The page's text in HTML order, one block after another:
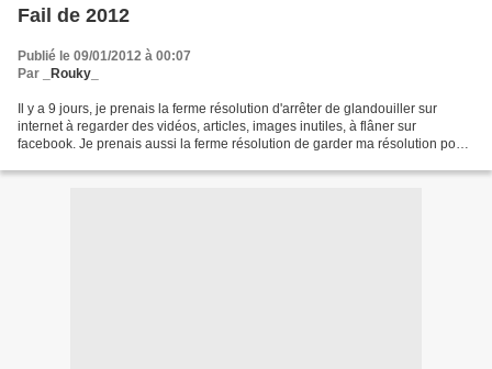
Fail de 2012
Publié le 09/01/2012 à 00:07
Par
_Rouky_
Il y a 9 jours, je prenais la ferme résolution d'arrêter de glandouiller sur
internet à regarder des vidéos, articles, images inutiles, à flâner sur
facebook. Je prenais aussi la ferme résolution de garder ma résolution pour